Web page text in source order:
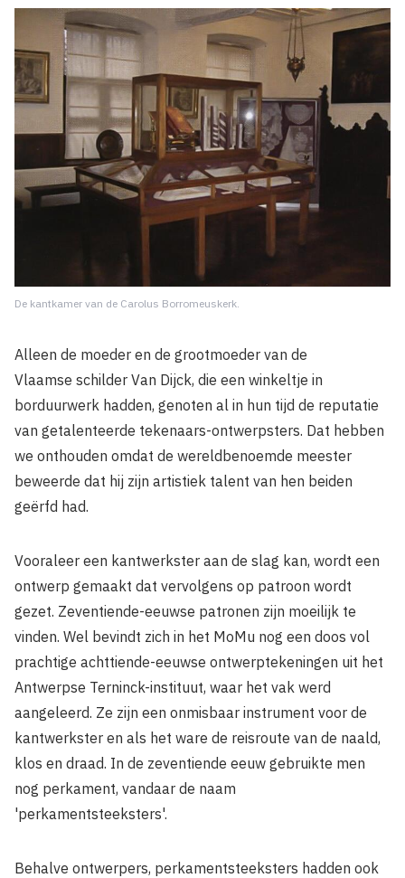
De kantkamer van de Carolus Borromeuskerk.
Alleen de moeder en de grootmoeder van de
Vlaamse schilder Van Dijck, die een winkeltje in
borduurwerk hadden, genoten al in hun tijd de reputatie
van getalenteerde tekenaars-ontwerpsters. Dat hebben
we onthouden omdat de wereldbenoemde meester
beweerde dat hij zijn artistiek talent van hen beiden
geërfd had.
Vooraleer een kantwerkster aan de slag kan, wordt een
ontwerp gemaakt dat vervolgens op patroon wordt
gezet. Zeventiende-eeuwse patronen zijn moeilijk te
vinden. Wel bevindt zich in het MoMu nog een doos vol
prachtige achttiende-eeuwse ontwerptekeningen uit het
Antwerpse Terninck-instituut, waar het vak werd
aangeleerd. Ze zijn een onmisbaar instrument voor de
kantwerkster en als het ware de reisroute van de naald,
klos en draad. In de zeventiende eeuw gebruikte men
nog perkament, vandaar de naam
'perkamentsteeksters'.
Behalve ontwerpers, perkamentsteeksters hadden ook